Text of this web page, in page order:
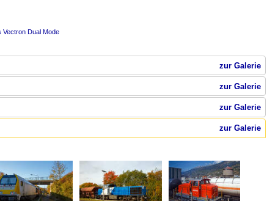
Dual Mode
zur Galerie
zur Galerie
zur Galerie
zur Galerie